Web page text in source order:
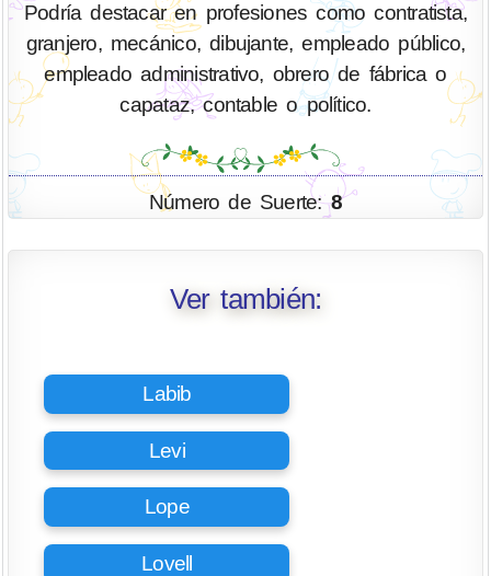
Podría destacar en profesiones como contratista,
granjero, mecánico, dibujante, empleado público,
empleado administrativo, obrero de fábrica o
capataz, contable o político.
Número de Suerte:8
Ver también:
Labib
Levi
Lope
Lovell